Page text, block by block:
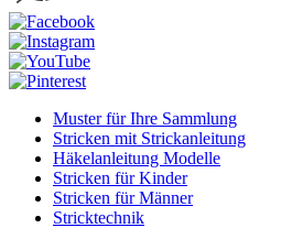
Muster für Ihre Sammlung
Stricken mit Strickanleitung
Häkelanleitung Modelle
Stricken für Kinder
Stricken für Männer
Stricktechnik